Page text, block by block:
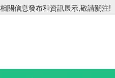
關信息發布和資訊展示,敬請關注!